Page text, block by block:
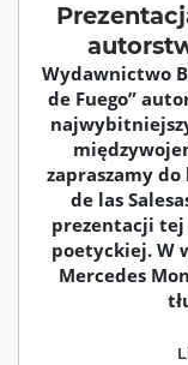
Wydawnictwo
de Fuego”
zapraszamy
de las
prezentacji
poetyckiej. W
Mercedes